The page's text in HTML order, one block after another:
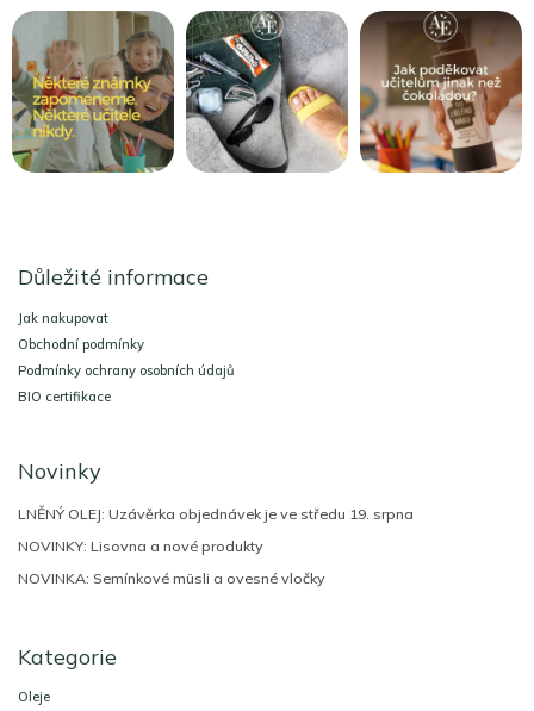
Důležité informace
Jak nakupovat
Obchodní podmínky
Podmínky ochrany osobních údajů
BIO certifikace
Novinky
LNĚNÝ OLEJ: Uzávěrka objednávek je ve středu 19. srpna
NOVINKY: Lisovna a nové produkty
NOVINKA: Semínkové müsli a ovesné vločky
Kategorie
Oleje